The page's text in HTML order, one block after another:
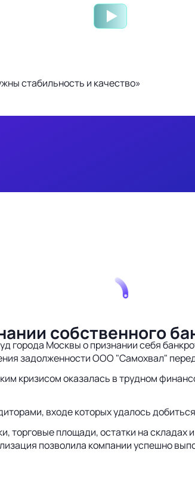
стабильность и качество»
собственного
города Москвы о признании себя
задолженности ООО "Самохвал"
кризисом оказалась в трудном
входе которых удалось
торговые площади, остатки на
позволила компании успешно